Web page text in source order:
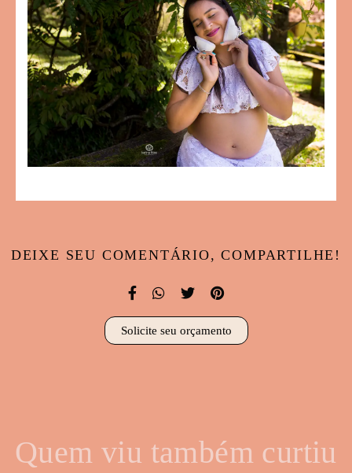
DEIXE SEU COMENTÁRIO, COMPARTILHE!
Solicite seu orçamento
Quem viu também curtiu